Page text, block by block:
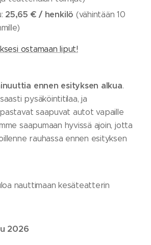
25,65 € / henkilö (vähintään 10
ostamaan liput!
ennen esityksen alkua.
pysäköintitilaa, ja
saapuvat autot vapaille
saapumaan hyvissä ajoin, jotta
rauhassa ennen esityksen
nauttimaan kesäteatterin
2026